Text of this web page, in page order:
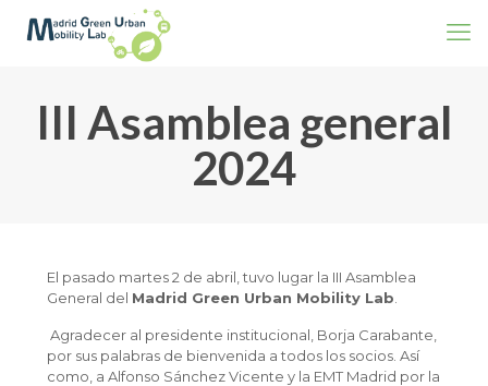
III Asamblea general
2024
El pasado martes 2 de abril, tuvo lugar la III Asamblea
General del Madrid Green Urban Mobility Lab
Agradecer al presidente institucional, Borja Carabante,
por sus palabras de bienvenida a todos los socios. Así
como, a Alfonso Sánchez Vicente y la EMT Madrid por la